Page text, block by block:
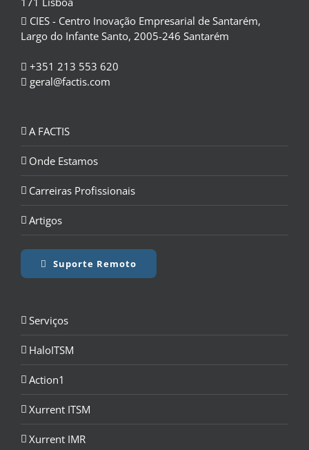
CIES - Centro Inovação Empresarial de Santarém,
Largo do Infante Santo, 2005-246 Santarém
+351 213 553 620
geral@factis.com
A FACTIS
Onde Estamos
Carreiras Profissionais
Artigos
Suporte Remoto
Serviços
HaloITSM
Action1
Xurrent ITSM
Xurrent IMR